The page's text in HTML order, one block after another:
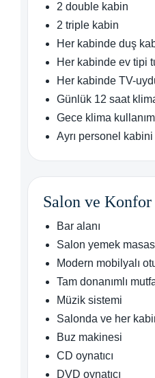
2 double kabin
2 triple kabin
Her kabinde duş
Her kabinde ev tipi
Her kabinde TV-
Günlük 12 saat
Gece klima
Ayrı personel kabini
Salon ve Konfor
Bar alanı
Salon yemek
Modern mobilyalı
Tam donanımlı
Müzik sistemi
Salonda ve her
Buz makinesi
CD oynatıcı
DVD oynatıcı